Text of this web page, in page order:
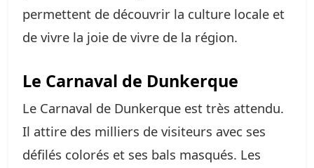
permettent de découvrir la culture locale et
de vivre la joie de vivre de la région.
Le Carnaval de Dunkerque
Le Carnaval de Dunkerque est très attendu.
Il attire des milliers de visiteurs avec ses
défilés colorés et ses bals masqués. Les